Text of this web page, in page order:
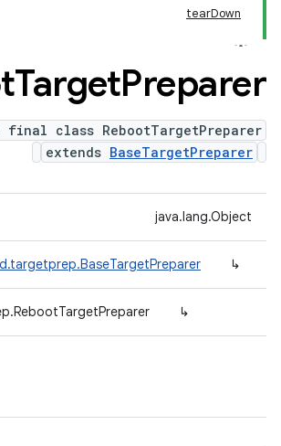
tearDown
TargetPreparer
final class RebootTargetPreparer
extends BaseTargetPreparer
java.lang.Object
↳
↳